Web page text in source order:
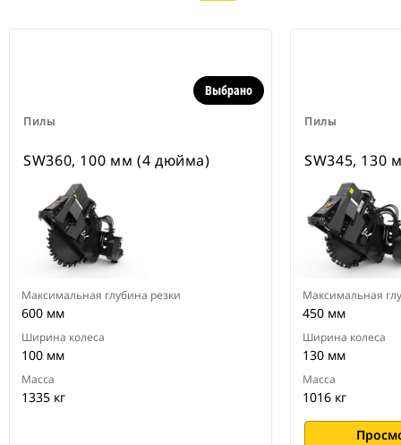
Пилы
Выбрано
SW360, 100 мм (4 дюйма)
Максимальная глубина резки
600 мм
Ширина колеса
100 мм
Масса
1335 кг
Пилы
SW345, 130
Максимальная
450 мм
Ширина колеса
130 мм
Масса
1016 кг